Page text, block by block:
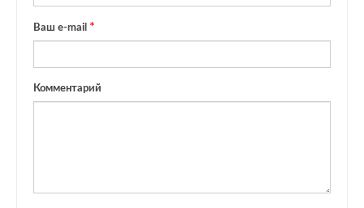
Ваш e-mail
Комментарий